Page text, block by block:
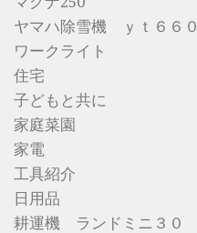
ヤマハ除雪機 ｙｔ６６０
ワークライト
住宅
子どもと共に
家庭菜園
家電
工具紹介
日用品
耕運機 ランドミニ３０